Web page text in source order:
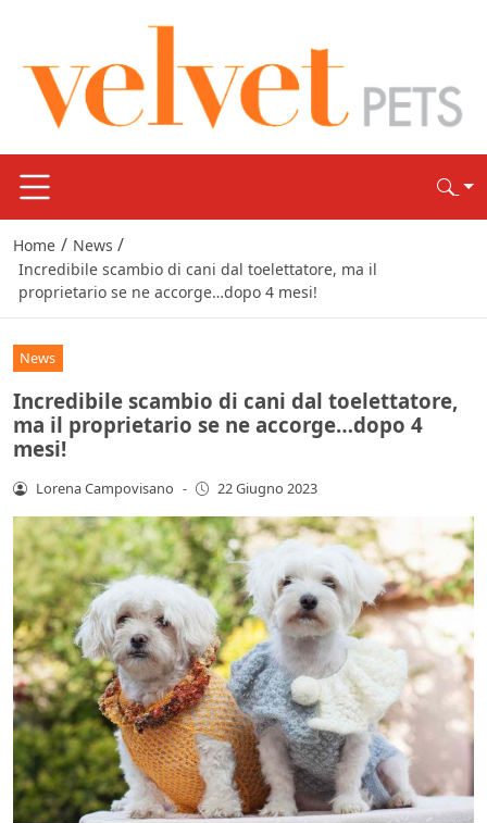
Home / News /
Incredibile scambio di cani dal toelettatore, ma il
proprietario se ne accorge…dopo 4 mesi!
News
Incredibile scambio di cani dal toelettatore,
ma il proprietario se ne accorge…dopo 4
mesi!
Lorena Campovisano - 22 Giugno 2023